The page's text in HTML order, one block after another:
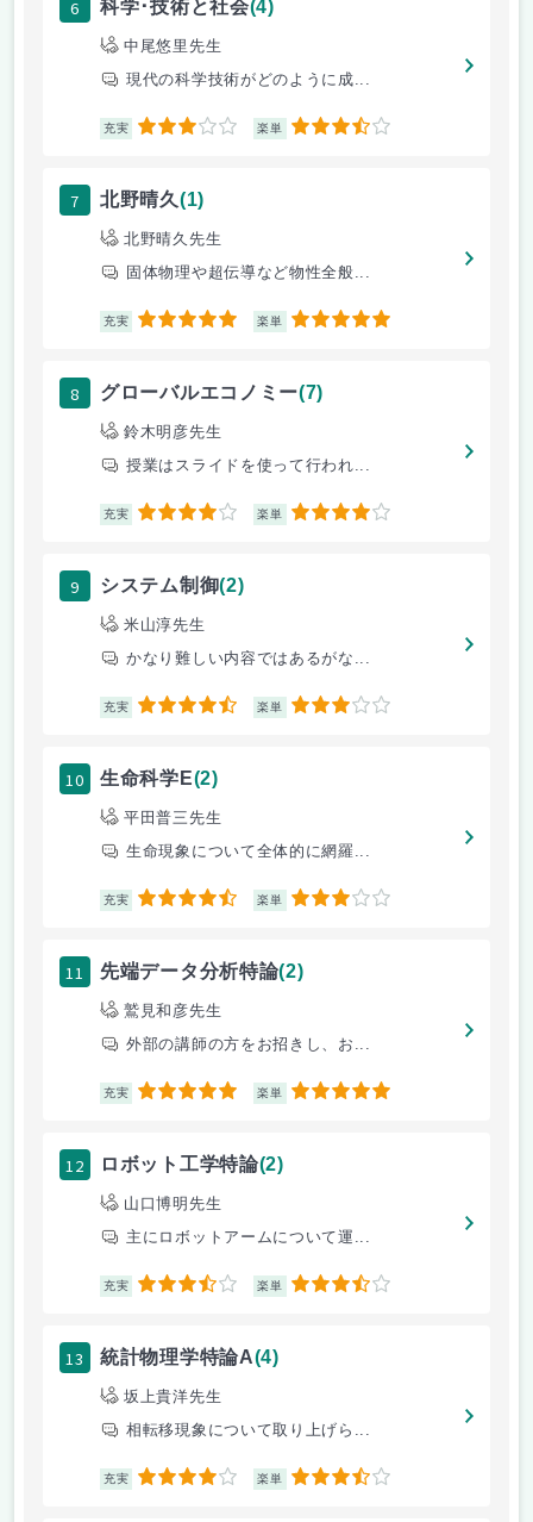
6 科学･技術と社会(4)
中尾悠里先生
現代の科学技術がどのように成...
充実 3 楽単 3.5
7 北野晴久(1)
北野晴久先生
固体物理や超伝導など物性全般...
充実 5 楽単 5
8 グローバルエコノミー(7)
鈴木明彦先生
授業はスライドを使って行われ...
充実 4 楽単 4
9 システム制御(2)
米山淳先生
かなり難しい内容ではあるがな...
充実 4.5 楽単 3
10 生命科学E(2)
平田普三先生
生命現象について全体的に網羅...
充実 4.5 楽単 3
11 先端データ分析特論(2)
鷲見和彦先生
外部の講師の方をお招きし、お...
充実 5 楽単 5
12 ロボット工学特論(2)
山口博明先生
主にロボットアームについて運...
充実 3.5 楽単 3.5
13 統計物理学特論A(4)
坂上貴洋先生
相転移現象について取り上げら...
充実 4 楽単 3.5